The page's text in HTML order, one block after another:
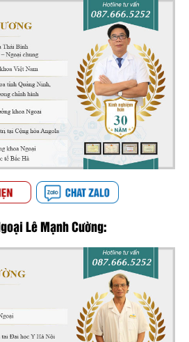
Lê Mạnh Cường: